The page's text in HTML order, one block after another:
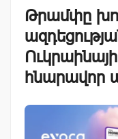
Թրամփը
հնարավոր